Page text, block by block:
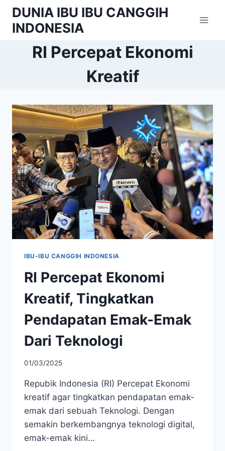
Skip
content
DUNIA IBU IBU CANGGIH
INDONESIA
RI Percepat Ekonomi
Kreatif
IBU-IBU CANGGIH INDONESIA
RI Percepat Ekonomi
Kreatif, Tingkatkan
Pendapatan Emak-Emak
Dari Teknologi
01/03/2025
Repubik Indonesia (RI) Percepat Ekonomi
kreatif agar tingkatkan pendapatan emak-
emak dari sebuah Teknologi. Dengan
semakin berkembangnya teknologi digital,
emak-emak kini…